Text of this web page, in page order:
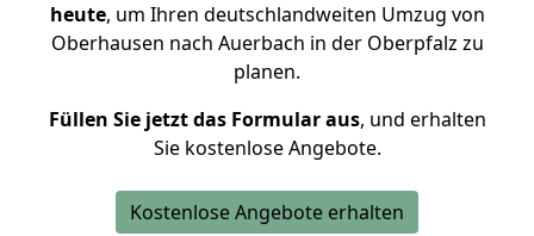
heute, um Ihren deutschlandweiten Umzug von
Oberhausen nach Auerbach in der Oberpfalz zu
planen.
Füllen Sie jetzt das Formular aus, und erhalten
Sie kostenlose Angebote.
Kostenlose Angebote erhalten